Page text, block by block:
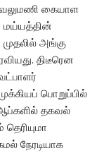
கையாள
மய்யத்தின்
முதலில் அங்கு
திடீரென
பொறுப்பில்
தகவல்
நேரடியாக